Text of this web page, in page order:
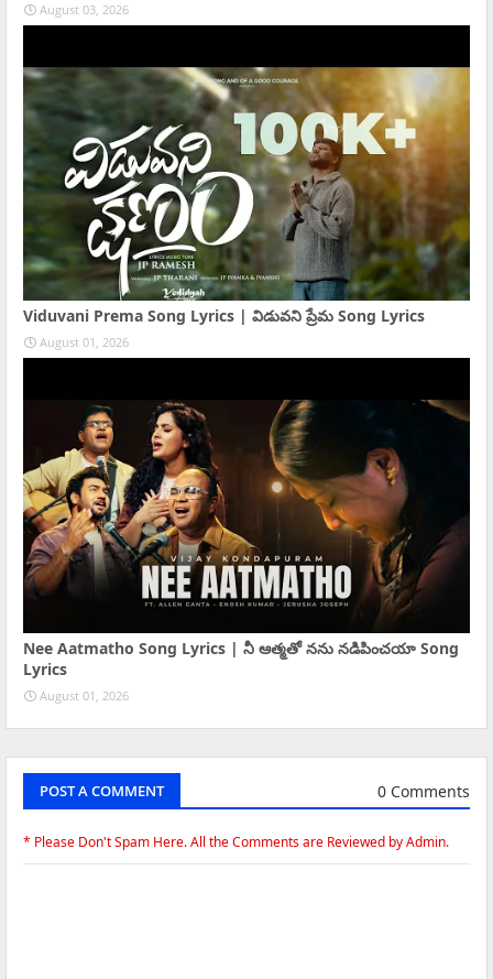
August 03, 2026
Viduvani Prema Song Lyrics | విడువని ప్రేమ Song Lyrics
August 01, 2026
Nee Aatmatho Song Lyrics | నీ ఆత్మతో నను నడిపించయా Song
Lyrics
August 01, 2026
POST A COMMENT 0 Comments
* Please Don't Spam Here. All the Comments are Reviewed by Admin.